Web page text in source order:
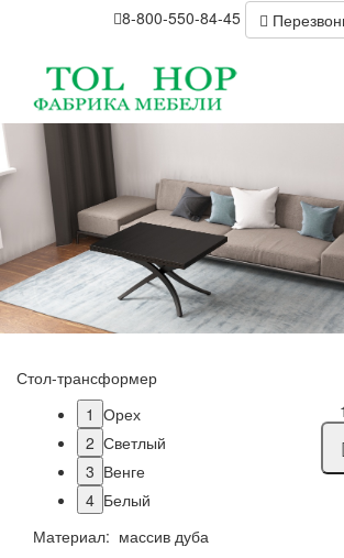
8-800-550-84-45
Стол-трансформер
1 Орех
2 Светлый
3 Венге
4 Белый
Материал: массив дуба